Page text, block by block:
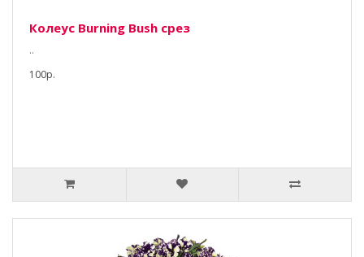
Колеус Burning Bush срез
..
100р.